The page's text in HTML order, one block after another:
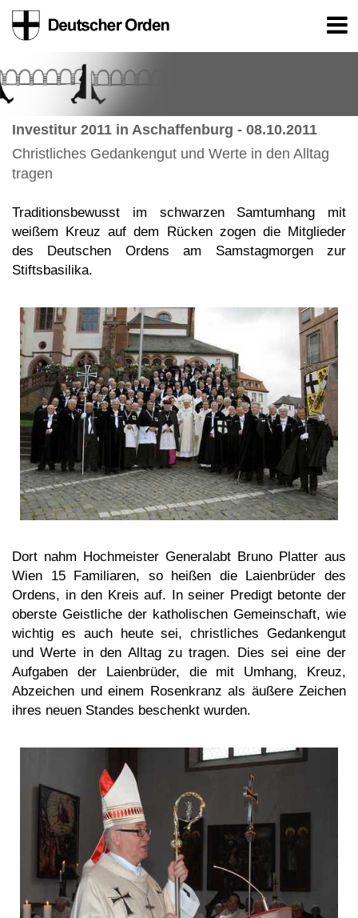
Investitur 2011 in Aschaffenburg - 08.10.2011
Christliches Gedankengut und Werte in den Alltag
tragen
Traditionsbewusst im schwarzen Samtumhang mit
weißem Kreuz auf dem Rücken zogen die Mitglieder
des Deutschen Ordens am Samstagmorgen zur
Stiftsbasilika.
Dort nahm Hochmeister Generalabt Bruno Platter aus
Wien 15 Familiaren, so heißen die Laienbrüder des
Ordens, in den Kreis auf. In seiner Predigt betonte der
oberste Geistliche der katholischen Gemeinschaft, wie
wichtig es auch heute sei, christliches Gedankengut
und Werte in den Alltag zu tragen. Dies sei eine der
Aufgaben der Laienbrüder, die mit Umhang, Kreuz,
Abzeichen und einem Rosenkranz als äußere Zeichen
ihres neuen Standes beschenkt wurden.